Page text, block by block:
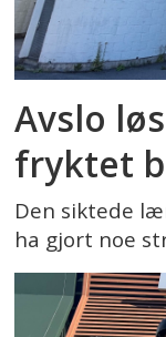
Avslo
fryktet
Den siktede
ha gjort noe